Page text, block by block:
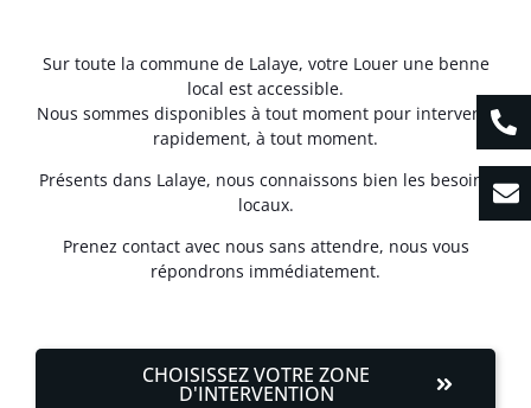
Sur toute la commune de Lalaye, votre Louer une benne
local est accessible.
Nous sommes disponibles à tout moment pour intervenir
rapidement, à tout moment.
Présents dans Lalaye, nous connaissons bien les besoins
locaux.
Prenez contact avec nous sans attendre, nous vous
répondrons immédiatement.
CHOISISSEZ VOTRE ZONE
D'INTERVENTION